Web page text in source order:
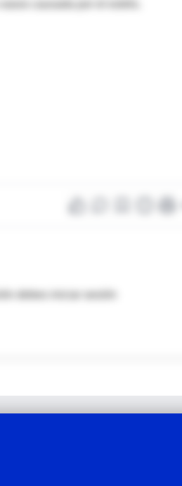
causada por el estrés.
debes iniciar sesión